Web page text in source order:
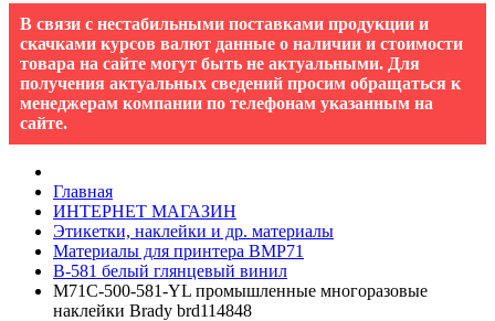
В связи с нестабильными поставками продукции и
скачками курсов валют данные о наличии и стоимости
товара на сайте могут быть не актуальными. Для
получения актуальных сведений просим обращаться к
менеджерам компании по телефонам указанным на
сайте.
Главная
ИНТЕРНЕТ МАГАЗИН
Этикетки, наклейки и др. материалы
Материалы для принтера BMP71
B-581 белый глянцевый винил
M71C-500-581-YL промышленные многоразовые
наклейки Brady brd114848